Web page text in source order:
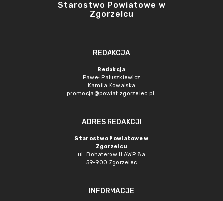
Starostwo Powiatowe w
Zgorzelcu
REDAKCJA
Redakcja
Paweł Paluszkiewicz
Kamila Kowalska
promocja@powiat.zgorzelec.pl
ADRES REDAKCJI
Starostwo Powiatowe w
Zgorzelcu
ul. Bohaterów II AWP 8a
59-900 Zgorzelec
INFORMACJE